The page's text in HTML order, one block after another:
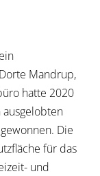
Mandrup,
hatte 2020
Die
für das
und